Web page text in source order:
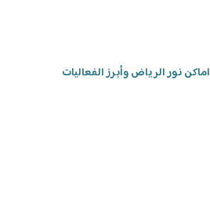
اماكن نور الرياض وأبرز الفعاليات